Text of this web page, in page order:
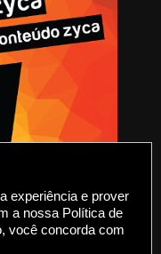
experiência e prover
a nossa Política de
você concorda com